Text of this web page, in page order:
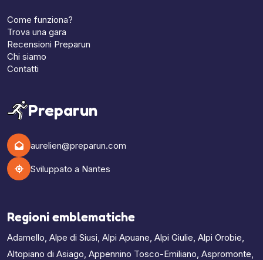
Come funziona?
Trova una gara
Recensioni Preparun
Chi siamo
Contatti
Preparun
aurelien@preparun.com
Sviluppato a Nantes
Regioni emblematiche
Adamello, Alpe di Siusi, Alpi Apuane, Alpi Giulie, Alpi Orobie,
Altopiano di Asiago, Appennino Tosco-Emiliano, Aspromonte,